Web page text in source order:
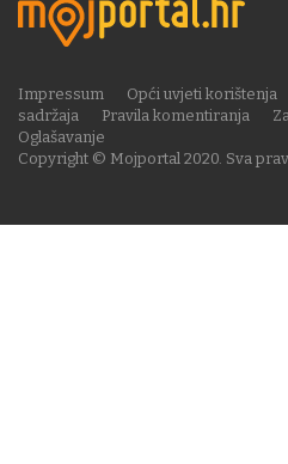
Copyright © Mojportal 2020. Sva
Impressum Opći uvjeti korištenja
sadržaja
Pravila komentiranja
Oglašavanje